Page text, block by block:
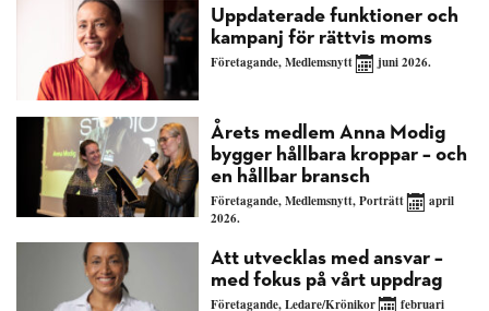
Uppdaterade funktioner och
kampanj för rättvis moms
Företagande,Medlemsnytt juni 2026.
Årets medlem Anna Modig
bygger hållbara kroppar – och
en hållbar bransch
Företagande,Medlemsnytt,Porträtt
april
2026.
Att utvecklas med ansvar –
med fokus på vårt uppdrag
Företagande,Ledare/Krönikor
februari